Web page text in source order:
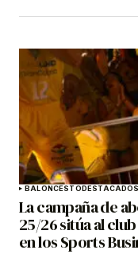
BALONCESTODESTACADOS
La campaña de
25/26 sitúa al
en los Sports